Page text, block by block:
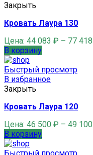
Закрыть
Кровать Лаура 130
Цена: 44 083 ₽ – 77 418
В корзину
Быстрый просмотр
В избранное
Закрыть
Кровать Лаура 120
Цена: 46 500 ₽ – 49 100
В корзину